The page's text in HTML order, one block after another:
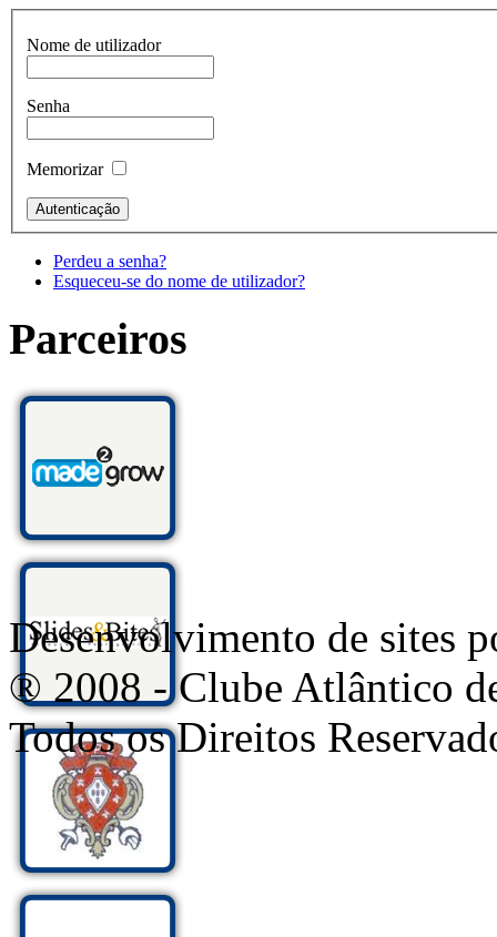
Nome de utilizador
Senha
Memorizar
Perdeu a senha?
Esqueceu-se do nome de utilizador?
Parceiros
Desenvolvimento de sites
® 2008 - Clube Atlântico
Todos os Direitos